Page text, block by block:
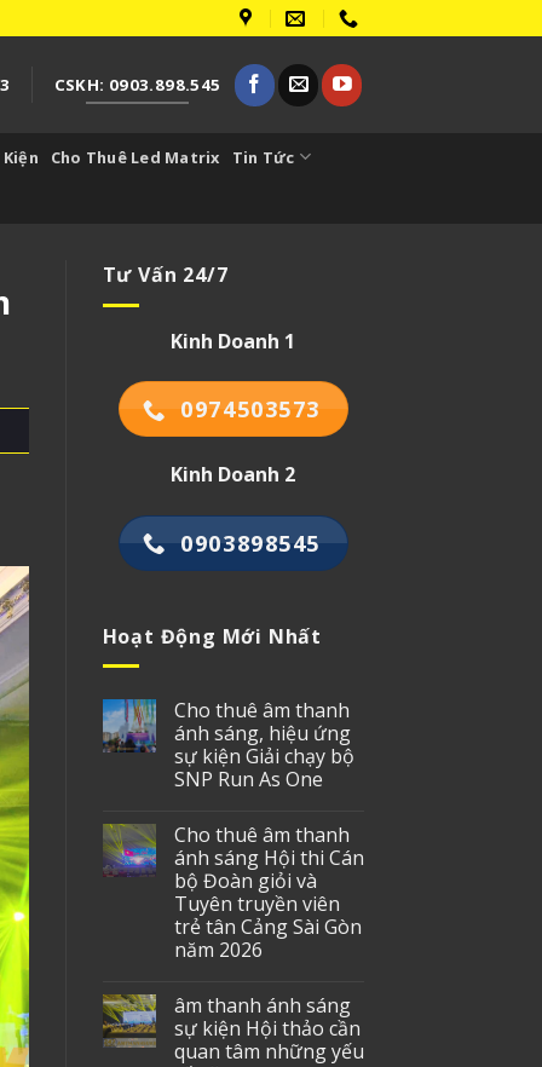
CSKH: 0903.898.545
Cho Thuê Led Matrix Tin Tức
Tư Vấn 24/7
Kinh Doanh 1
0974503573
Kinh Doanh 2
0903898545
Hoạt Động Mới Nhất
Cho thuê âm thanh
ánh sáng, hiệu ứng
sự kiện Giải chạy bộ
SNP Run As One
Cho thuê âm thanh
ánh sáng Hội thi Cán
bộ Đoàn giỏi và
Tuyên truyền viên
trẻ tân Cảng Sài Gòn
năm 2026
âm thanh ánh sáng
sự kiện Hội thảo cần
quan tâm những yếu